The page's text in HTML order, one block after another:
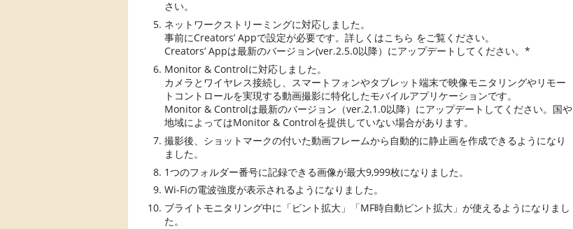
さい。
ネットワークストリーミングに対応しました。
事前にCreators’ Appで設定が必要です。詳しくはこちら をご覧ください。
Creators’ Appは最新のバージョン(ver.2.5.0以降）にアップデートしてください。*
Monitor & Controlに対応しました。
カメラとワイヤレス接続し、スマートフォンやタブレット端末で映像モニタリングやリモー
トコントロールを実現する動画撮影に特化したモバイルアプリケーションです。
Monitor & Controlは最新のバージョン（ver.2.1.0以降）にアップデートしてください。国や
地域によってはMonitor & Controlを提供していない場合があります。
撮影後、ショットマークの付いた動画フレームから自動的に静止画を作成できるようになり
ました。
1つのフォルダー番号に記録できる画像が最大9,999枚になりました。
Wi-Fiの電波強度が表示されるようになりました。
ブライトモニタリング中に「ピント拡大」「MF時自動ピント拡大」が使えるようになりまし
た。